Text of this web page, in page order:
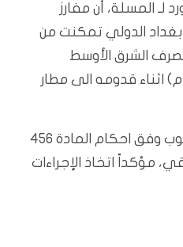
لـ المسلة، أن مفارز
الدولي تمكنت من
الشرق الأوسط
اثناء قدومه الى مطار
وأشار البيان، إلى أنه مطلوب وفق احكام المادة 456
مؤكداً اتخاذ الإجراءات